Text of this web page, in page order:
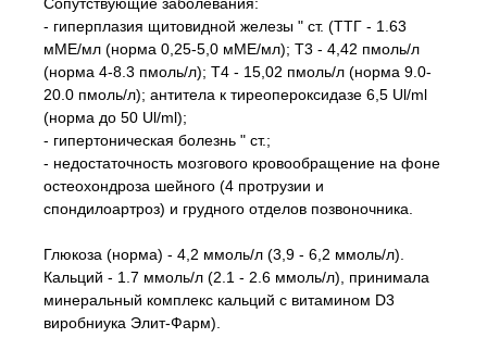
- гиперплазия щитовидной железы " ст. (ТТГ - 1.63
мМЕ/мл (норма 0,25-5,0 мМЕ/мл); Т3 - 4,42 пмоль/л
(норма 4-8.3 пмоль/л); Т4 - 15,02 пмоль/л (норма 9.0-
20.0 пмоль/л); антитела к тиреопероксидазе 6,5 Ul/ml
(норма до 50 Ul/ml);
- гипертоническая болезнь " ст.;
- недостаточность мозгового кровообращение на фоне
остеохондроза шейного (4 протрузии и
спондилоартроз) и грудного отделов позвоночника.
Глюкоза (норма) - 4,2 ммоль/л (3,9 - 6,2 ммоль/л).
Кальций - 1.7 ммоль/л (2.1 - 2.6 ммоль/л), принимала
минеральный комплекс кальций с витамином D3
виробниука Элит-Фарм).